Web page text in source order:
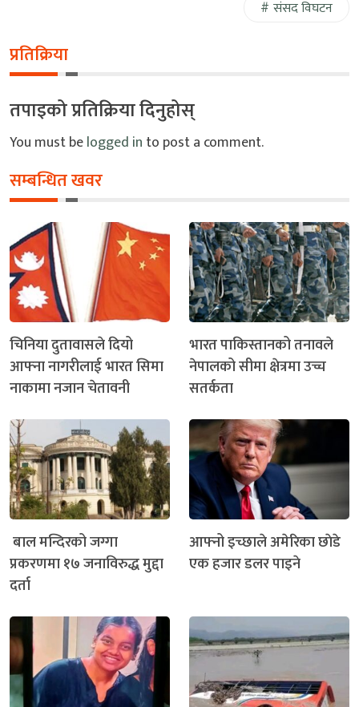
संसद विघटन
प्रतिक्रिया
तपाइको प्रतिक्रिया दिनुहोस्
You must belogged in to post a comment.
सम्बन्धित खवर
चिनिया दुतावासले दियो
आफ्ना नागरीलाई भारत सिमा
नाकामा नजान चेतावनी
भारत पाकिस्तानको तनावले
नेपालको सीमा क्षेत्रमा उच्च
सतर्कता
बाल मन्दिरको जग्गा
प्रकरणमा १७ जनाविरुद्ध मुद्दा
दर्ता
आफ्नो इच्छाले अमेरिका छाेडे
एक हजार डलर पाइने